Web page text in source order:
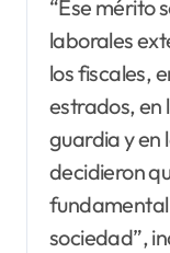
“Ese mérito
laborales
los fiscales,
estrados, en
guardia y en
decidieron
fundamental
sociedad”,